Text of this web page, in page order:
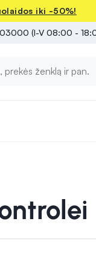
iki -50%!
(I-V 08:00 -